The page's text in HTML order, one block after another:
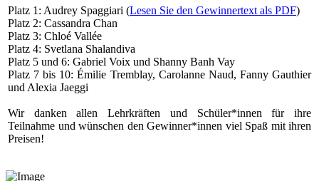
Platz 1: Audrey Spaggiari (Lesen Sie den Gewinnertext als PDF)
Platz 2: Cassandra Chan
Platz 3: Chloé Vallée
Platz 4: Svetlana Shalandiva
Platz 5 und 6: Gabriel Voix und Shanny Banh Vay
Platz 7 bis 10: Émilie Tremblay, Carolanne Naud, Fanny Gauthier
und Alexia Jaeggi
Wir danken allen Lehrkräften und Schüler*innen für ihre
Teilnahme und wünschen den Gewinner*innen viel Spaß mit ihren
Preisen!